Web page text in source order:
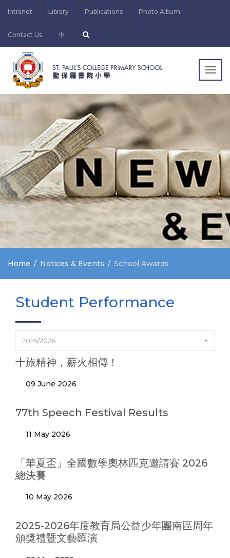
Intranet Library Publications Photo Album
Contact Us 中
Home Notices & Events School Awards
Student Performance
2025/2026
十旅精神，薪火相傳！
09 June 2026
77th Speech Festival Results
11 May 2026
「華夏盃」全國數學奧林匹克邀請賽 2026
總決賽
10 May 2026
2025-2026年度教育局公益少年團南區周年
頒獎禮暨文藝匯演